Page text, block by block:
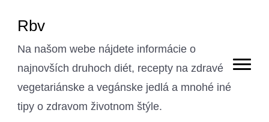
Rbv
Na našom webe nájdete informácie o
najnovších druhoch diét, recepty na zdravé
vegetariánske a vegánske jedlá a mnohé iné
tipy o zdravom životnom štýle.